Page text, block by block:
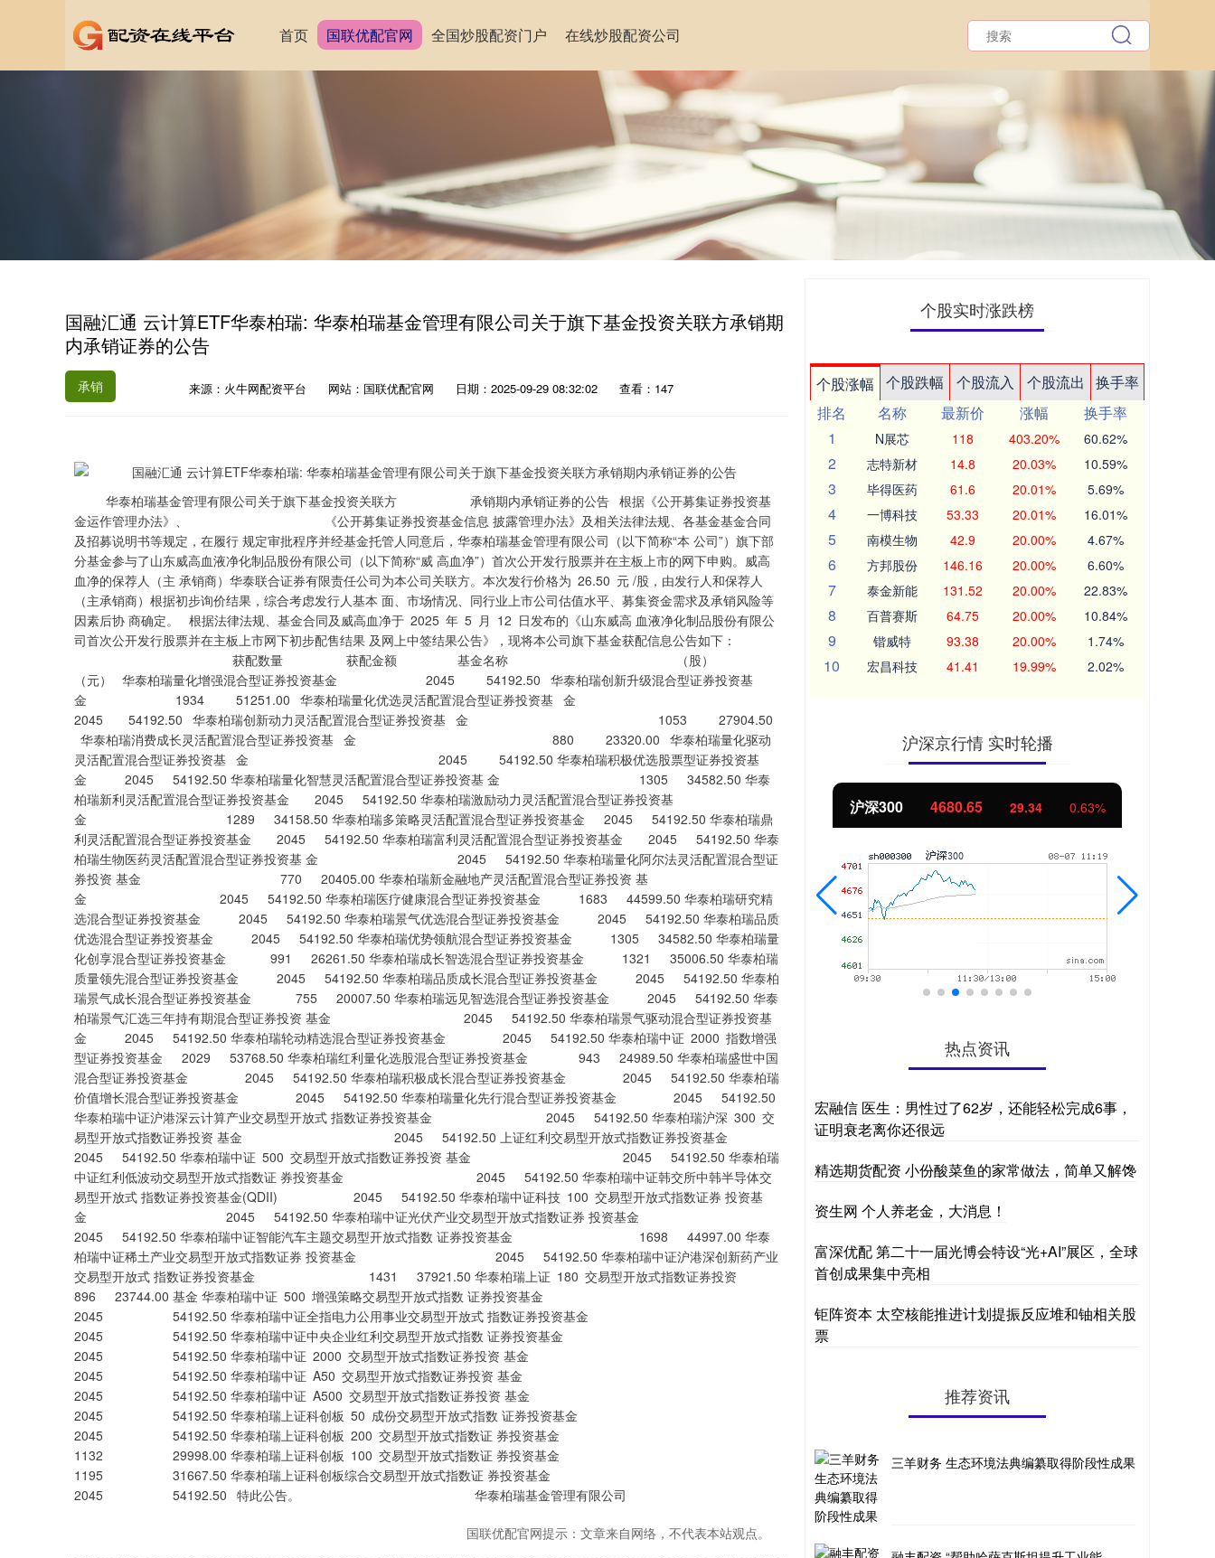
首页 国联优配官网 全国炒股配资门户 在线炒股配资公司
国融汇通 云计算ETF华泰柏瑞: 华泰柏瑞基金管理有限公司关于旗下基金投资关联方承销期
内承销证券的公告
承销 来源：火牛网配资平台 网站：国联优配官网 日期：2025-09-29 08:32:02 查看：147
华泰柏瑞基金管理有限公司关于旗下基金投资关联方 承销期内承销证券的公告 根据《公开募集证券投资基
金运作管理办法》、 《公开募集证券投资基金信息 披露管理办法》及相关法律法规、各基金基金合同
及招募说明书等规定，在履行 规定审批程序并经基金托管人同意后，华泰柏瑞基金管理有限公司（以下简称“本 公司”）旗下部
分基金参与了山东威高血液净化制品股份有限公司（以下简称“威 高血净”）首次公开发行股票并在主板上市的网下申购。威高
血净的保荐人（主 承销商）华泰联合证券有限责任公司为本公司关联方。本次发行价格为 26.50 元 /股，由发行人和保荐人
（主承销商）根据初步询价结果，综合考虑发行人基本 面、市场情况、同行业上市公司估值水平、募集资金需求及承销风险等
因素后协 商确定。 根据法律法规、基金合同及威高血净于 2025 年 5 月 12 日发布的《山东威高 血液净化制品股份有限公
司首次公开发行股票并在主板上市网下初步配售结果 及网上中签结果公告》，现将本公司旗下基金获配信息公告如下：
获配数量 获配金额 基金名称 （股）
（元） 华泰柏瑞量化增强混合型证券投资基金 2045 54192.50 华泰柏瑞创新升级混合型证券投资基
金 1934 51251.00 华泰柏瑞量化优选灵活配置混合型证券投资基 金
2045 54192.50 华泰柏瑞创新动力灵活配置混合型证券投资基 金 1053 27904.50
华泰柏瑞消费成长灵活配置混合型证券投资基 金 880 23320.00 华泰柏瑞量化驱动
灵活配置混合型证券投资基 金 2045 54192.50 华泰柏瑞积极优选股票型证券投资基
金 2045 54192.50 华泰柏瑞量化智慧灵活配置混合型证券投资基 金 1305 34582.50 华泰
柏瑞新利灵活配置混合型证券投资基金 2045 54192.50 华泰柏瑞激励动力灵活配置混合型证券投资基
金 1289 34158.50 华泰柏瑞多策略灵活配置混合型证券投资基金 2045 54192.50 华泰柏瑞鼎
利灵活配置混合型证券投资基金 2045 54192.50 华泰柏瑞富利灵活配置混合型证券投资基金 2045 54192.50 华泰
柏瑞生物医药灵活配置混合型证券投资基 金 2045 54192.50 华泰柏瑞量化阿尔法灵活配置混合型证
券投资 基金 770 20405.00 华泰柏瑞新金融地产灵活配置混合型证券投资 基
金 2045 54192.50 华泰柏瑞医疗健康混合型证券投资基金 1683 44599.50 华泰柏瑞研究精
选混合型证券投资基金 2045 54192.50 华泰柏瑞景气优选混合型证券投资基金 2045 54192.50 华泰柏瑞品质
优选混合型证券投资基金 2045 54192.50 华泰柏瑞优势领航混合型证券投资基金 1305 34582.50 华泰柏瑞量
化创享混合型证券投资基金 991 26261.50 华泰柏瑞成长智选混合型证券投资基金 1321 35006.50 华泰柏瑞
质量领先混合型证券投资基金 2045 54192.50 华泰柏瑞品质成长混合型证券投资基金 2045 54192.50 华泰柏
瑞景气成长混合型证券投资基金 755 20007.50 华泰柏瑞远见智选混合型证券投资基金 2045 54192.50 华泰
柏瑞景气汇选三年持有期混合型证券投资 基金 2045 54192.50 华泰柏瑞景气驱动混合型证券投资基
金 2045 54192.50 华泰柏瑞轮动精选混合型证券投资基金 2045 54192.50 华泰柏瑞中证 2000 指数增强
型证券投资基金 2029 53768.50 华泰柏瑞红利量化选股混合型证券投资基金 943 24989.50 华泰柏瑞盛世中国
混合型证券投资基金 2045 54192.50 华泰柏瑞积极成长混合型证券投资基金 2045 54192.50 华泰柏瑞
价值增长混合型证券投资基金 2045 54192.50 华泰柏瑞量化先行混合型证券投资基金 2045 54192.50
华泰柏瑞中证沪港深云计算产业交易型开放式 指数证券投资基金 2045 54192.50 华泰柏瑞沪深 300 交
易型开放式指数证券投资 基金 2045 54192.50 上证红利交易型开放式指数证券投资基金
2045 54192.50 华泰柏瑞中证 500 交易型开放式指数证券投资 基金 2045 54192.50 华泰柏瑞
中证红利低波动交易型开放式指数证 券投资基金 2045 54192.50 华泰柏瑞中证韩交所中韩半导体交
易型开放式 指数证券投资基金(QDII) 2045 54192.50 华泰柏瑞中证科技 100 交易型开放式指数证券 投资基
金 2045 54192.50 华泰柏瑞中证光伏产业交易型开放式指数证券 投资基金
2045 54192.50 华泰柏瑞中证智能汽车主题交易型开放式指数 证券投资基金 1698 44997.00 华泰
柏瑞中证稀土产业交易型开放式指数证券 投资基金 2045 54192.50 华泰柏瑞中证沪港深创新药产业
交易型开放式 指数证券投资基金 1431 37921.50 华泰柏瑞上证 180 交易型开放式指数证券投资
896 23744.00 基金 华泰柏瑞中证 500 增强策略交易型开放式指数 证券投资基金
2045 54192.50 华泰柏瑞中证全指电力公用事业交易型开放式 指数证券投资基金
2045 54192.50 华泰柏瑞中证中央企业红利交易型开放式指数 证券投资基金
2045 54192.50 华泰柏瑞中证 2000 交易型开放式指数证券投资 基金
2045 54192.50 华泰柏瑞中证 A50 交易型开放式指数证券投资 基金
2045 54192.50 华泰柏瑞中证 A500 交易型开放式指数证券投资 基金
2045 54192.50 华泰柏瑞上证科创板 50 成份交易型开放式指数 证券投资基金
2045 54192.50 华泰柏瑞上证科创板 200 交易型开放式指数证 券投资基金
1132 29998.00 华泰柏瑞上证科创板 100 交易型开放式指数证 券投资基金
1195 31667.50 华泰柏瑞上证科创板综合交易型开放式指数证 券投资基金
2045 54192.50 特此公告。 华泰柏瑞基金管理有限公司
国联优配官网提示：文章来自网络，不代表本站观点。
个股实时涨跌榜
个股涨幅 个股跌幅 个股流入 个股流出
换手率
排名
名称 最新价 涨幅
换手率
1
N展芯 118 403.20% 60.62%
2 志特新材 14.8 20.03% 10.59%
3 毕得医药 61.6 20.01% 5.69%
4 一博科技 53.33 20.01% 16.01%
5 南模生物 42.9 20.00% 4.67%
6 方邦股份 146.16 20.00% 6.60%
7 泰金新能 131.52 20.00% 22.83%
8 百普赛斯 64.75 20.00% 10.84%
9 锴威特 93.38 20.00% 1.74%
10 宏昌科技 41.41 19.99% 2.02%
沪深京行情 实时轮播
0.37% 深证成指 14241.15 131.03 0.93% 沪深300 4680.65 29.34 北证50 1126.43 3.56 0.32%
热点资讯
宏融信 医生：男性过了62岁，还能轻松完成6事，
证明衰老离你还很远
精选期货配资 小份酸菜鱼的家常做法，简单又解馋
资生网 个人养老金，大消息！
富深优配 第二十一届光博会特设“光+AI”展区，全球
首创成果集中亮相
钜阵资本 太空核能推进计划提振反应堆和铀相关股
票
推荐资讯
三羊财务 生态环境法典编纂取得阶段性成果